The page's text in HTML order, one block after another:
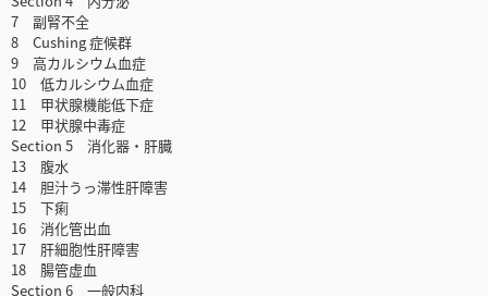
7 副腎不全
8 Cushing 症候群
9 高カルシウム血症
10 低カルシウム血症
11 甲状腺機能低下症
12 甲状腺中毒症
Section 5 消化器・肝臓
13 腹水
14 胆汁うっ滞性肝障害
15 下痢
16 消化管出血
17 肝細胞性肝障害
18 腸管虚血
Section 6 一般内科